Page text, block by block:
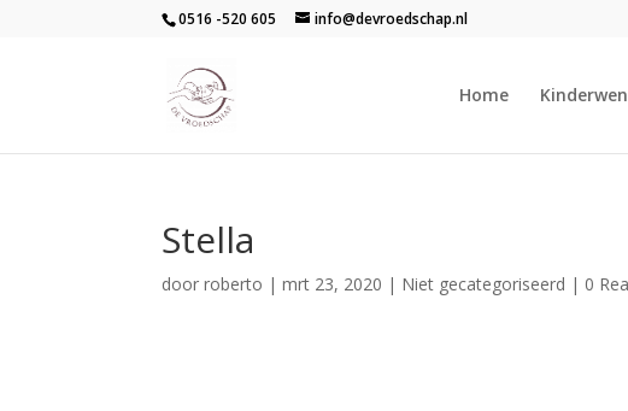
0516 -520 605 info@devroedschap.nl
Home
Stella
doorroberto |mrt 23, 2020 | Niet gecategoriseerd | 0